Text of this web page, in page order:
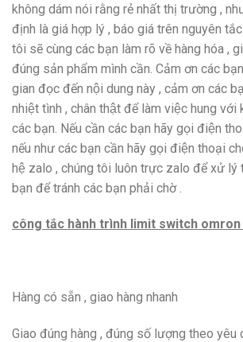
không dám nói rằng rẻ nhất thị trường ,
định là giá hợp lý , báo giá trên nguyên
tôi sẽ cùng các bạn làm rõ về hàng hóa ,
đúng sản phẩm mình cần. Cảm ơn các
gian đọc đến nội dung này , cảm ơn các
nhiệt tình , chân thật để làm việc hung với
các bạn. Nếu cần các bạn hãy gọi điện
nếu như các bạn cần hãy gọi điện thoại
hệ zalo , chúng tôi luôn trực zalo để xử lý
bạn để tránh các bạn phải chờ .
công tắc hành trình limit switch omron
Hàng có sẵn , giao hàng nhanh
Giao đúng hàng , đúng số lượng theo yêu